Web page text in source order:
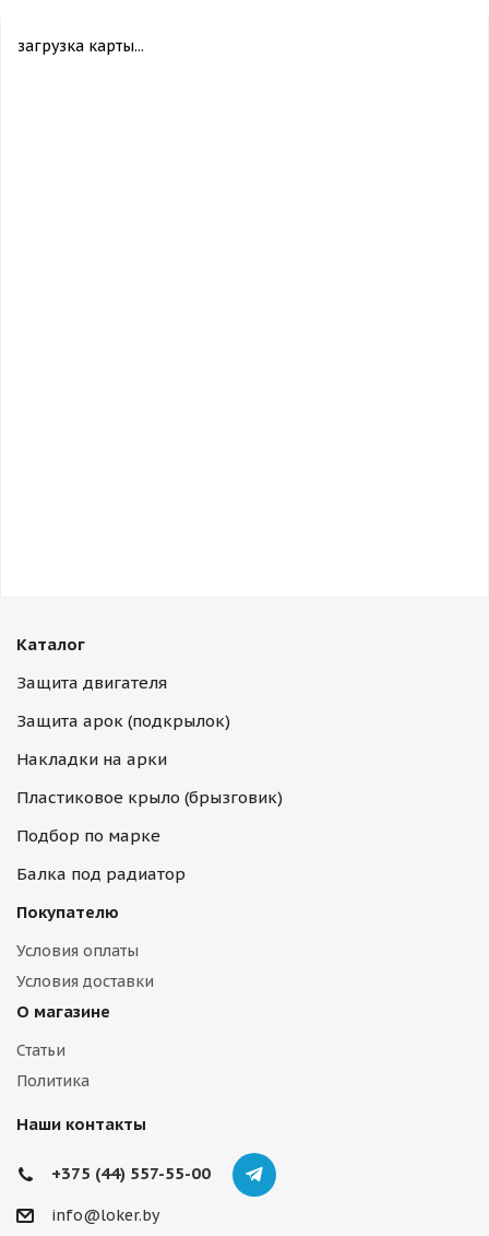
загрузка карты...
Каталог
Защита двигателя
Защита арок (подкрылок)
Накладки на арки
Пластиковое крыло (брызговик)
Подбор по марке
Балка под радиатор
Покупателю
Условия оплаты
Условия доставки
О магазине
Статьи
Политика
Наши контакты
+375 (44) 557-55-00
info@loker.by